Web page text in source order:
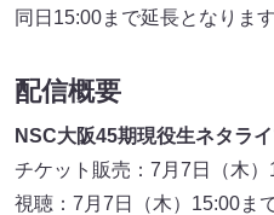
同日15:00まで延長となりま
配信概要
NSC大阪45期現役生ネタラ
チケット販売：7月7日（木
視聴：7月7日（木）15:00ま